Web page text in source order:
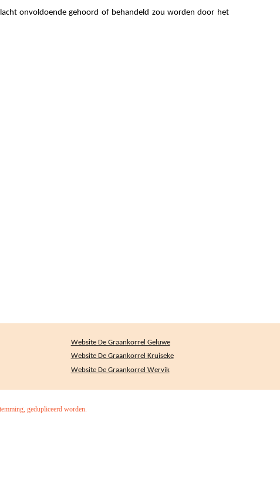
onvoldoende gehoord of behandeld zou worden door het
Website De Graankorrel Geluwe
Website De Graankorrel Kruiseke
Website De Graankorrel Wervik
gedupliceerd worden.